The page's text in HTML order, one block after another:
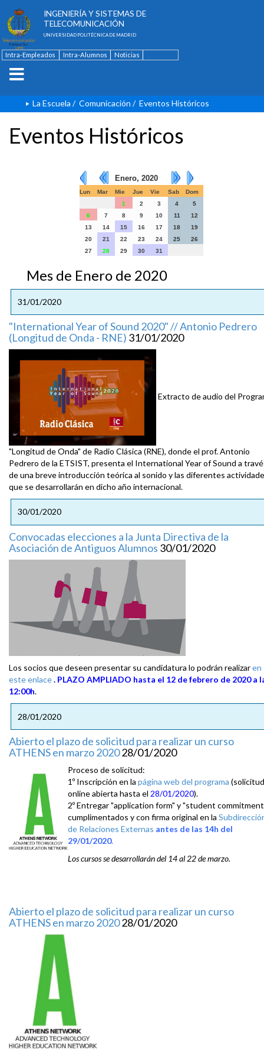
INGENIERÍA Y SISTEMAS DE
TELECOMUNICACIÓN
UNIVERSIDAD POLITÉCNICA DE MADRID
Intra-Empleados Intra-Alumnos
Noticias
La Escuela / Comunicación / Eventos Históricos
Eventos Históricos
Enero, 2020
Lun Mar Mie Jue Vie Sab
Dom
1
2 3 4
5
6
7 8 9 10 11
12
13
14 15 16 17 18
19
20
21 22 23 24 25
26
27
28 29 30 31
Mes de Enero de 2020
31/01/2020
"International Year of Sound 2020" // Antonio Pedrero
(Longitud de Onda - RNE) 31/01/2020
Extracto de audio del
"Longitud de Onda" de Radio Clásica (RNE), donde el prof. Antonio
Pedrero de la ETSIST, presenta el International Year of Sound a
de una breve introducción teórica al sonido y las diferentes
que se desarrollarán en dicho año internacional.
30/01/2020
Convocadas elecciones a la Junta Directiva de la
Asociación de Antiguos Alumnos 30/01/2020
Los socios que deseen presentar su candidatura lo podrán realizaren
este enlace. PLAZO AMPLIADO hasta el 12 de febrero de 2020 a
12:00h.
28/01/2020
Abierto el plazo de solicitud para realizar un curso
ATHENS en marzo 202028/01/2020
Proceso de solicitud:
1º Inscripción en la página web del programa (solicitud
online abierta hasta el 28/01/2020).
2º Entregar "application form" y "student
cumplimentados y con firma original en la
de Relaciones Externas antes de las 14h del
29/01/2020.
Los cursos se desarrollarán del 14 al 22 de marzo.
Abierto el plazo de solicitud para realizar un curso
ATHENS en marzo 202028/01/2020